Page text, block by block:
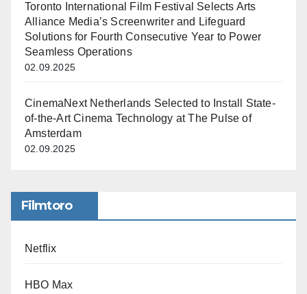
Toronto International Film Festival Selects Arts
Alliance Media’s Screenwriter and Lifeguard
Solutions for Fourth Consecutive Year to Power
Seamless Operations
02.09.2025
CinemaNext Netherlands Selected to Install State-
of-the-Art Cinema Technology at The Pulse of
Amsterdam
02.09.2025
Filmtoro
Netflix
HBO Max